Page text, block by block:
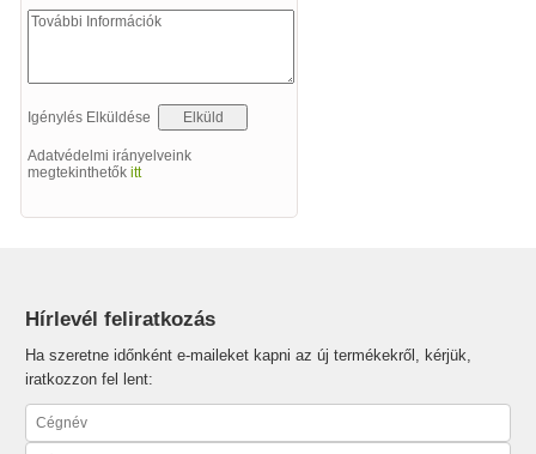
Igénylés Elküldése
Adatvédelmi irányelveink
megtekinthetőkitt
Hírlevél feliratkozás
Ha szeretne időnként e-maileket kapni az új termékekről, kérjük,
iratkozzon fel lent: